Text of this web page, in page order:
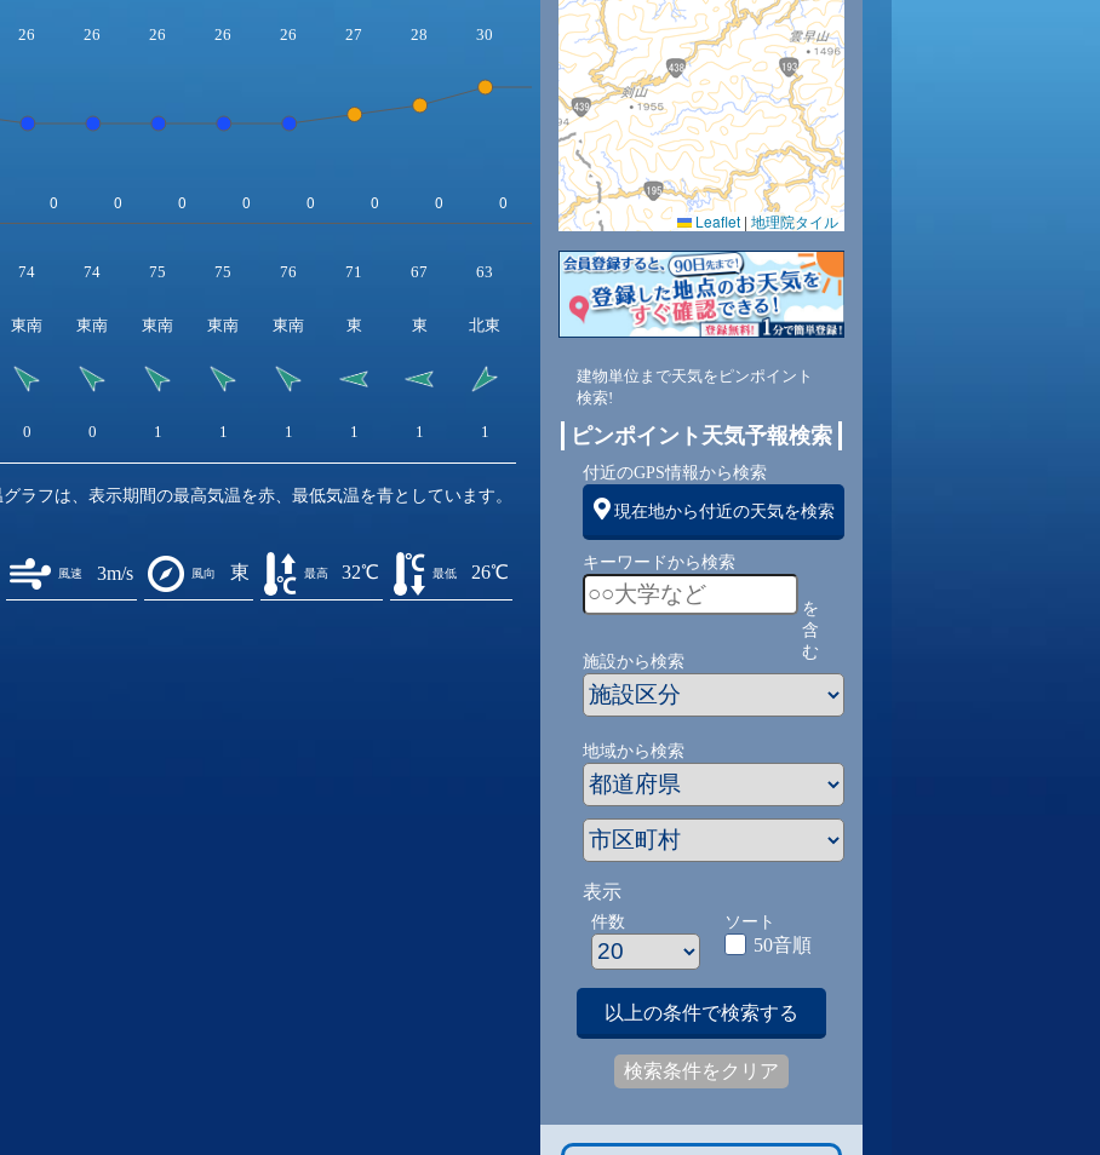
26 26 26 26 26 27 28 30 31 32 32 32
74 74 75 75 76 71 67 63 58 55 57 59
東南 東南 東南 東南 東南 東 東 北東 北東 北東 北東
0 0 1 1 1 1 1 1 3 3 3 3
ラフは、表示期間の最高気温を赤、最低気温を青としています。
風速 3m/s 風向 東 最高 32℃ 最低 26℃
Leaflet | 地理院タイル
建物単位まで天気をピンポイント
検索!
ピンポイント天気予報検索
付近のGPS情報から検索
現在地から付近の天気を検索
キーワードから検索
を
含
む
施設から検索
地域から検索
表示
件数 ソート
50音順
以上の条件で検索する
検索条件をクリア